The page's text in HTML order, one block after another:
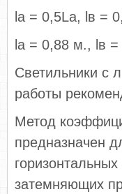
lа = 0,5La, lв =
la = 0,88 м., lв
Светильники с
работы
Метод
предназначен
затемняющих